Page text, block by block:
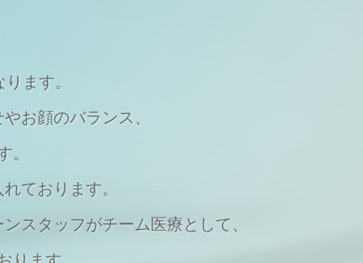
ます。
お顔のバランス、
。
ております。
スタッフがチーム医療として、